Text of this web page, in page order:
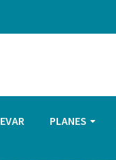
EVAR PLANES